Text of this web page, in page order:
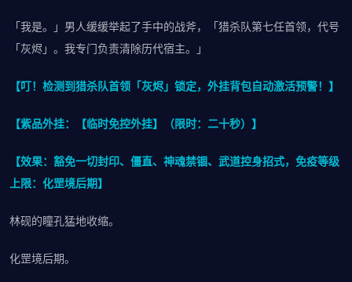
「我是。」男人缓缓举起了手中的战斧，「猎杀队第七任首领，代号
「灰烬」。我专门负责清除历代宿主。」
【叮！检测到猎杀队首领「灰烬」锁定，外挂背包自动激活预警！】
【紫品外挂：【临时免控外挂】（限时：二十秒）】
【效果：豁免一切封印、僵直、神魂禁锢、武道控身招式，免疫等级
上限：化罡境后期】
林砚的瞳孔猛地收缩。
化罡境后期。